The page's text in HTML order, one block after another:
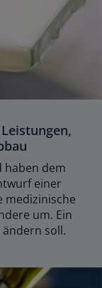
haben dem
einer
medizinische
um. Ein
soll.